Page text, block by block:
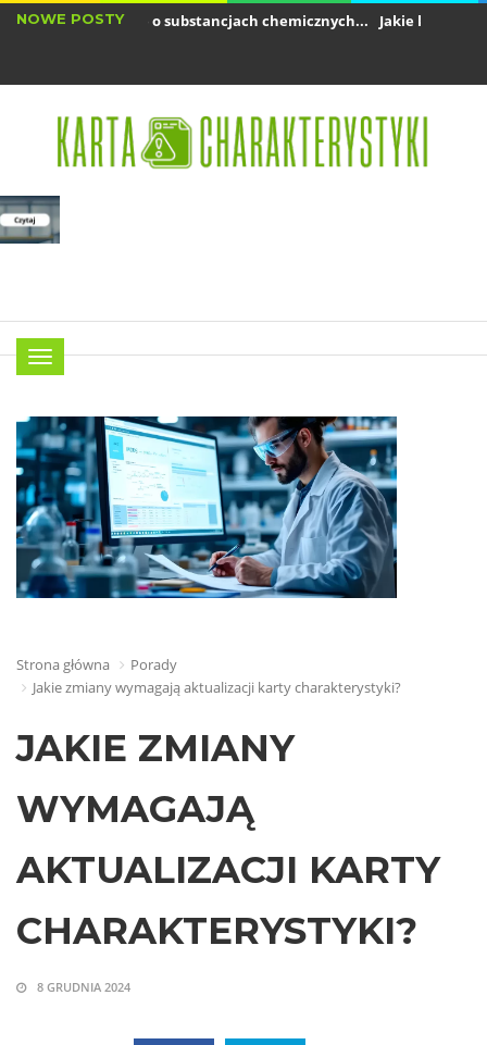
NOWE POSTY
informacje o substancjach chemicznych... Jakie kary grożą za
Menu
Strona główna
Porady
Jakie zmiany wymagają aktualizacji karty charakterystyki?
JAKIE ZMIANY
WYMAGAJĄ
AKTUALIZACJI KARTY
CHARAKTERYSTYKI?
8 GRUDNIA 2024